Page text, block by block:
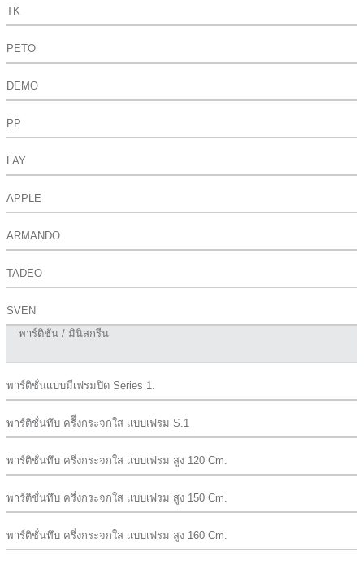
TK
PETO
DEMO
PP
LAY
APPLE
ARMANDO
TADEO
SVEN
พาร์ติชั่น / มินิสกรีน
พาร์ติชั่นเเบบมีเฟรมปิด Series 1.
พาร์ติชั่นทึบ ครึีงกระจกใส เเบบเฟรม S.1
พาร์ติชั่นทึบ ครึ่งกระจกใส เเบบเฟรม สูง 120 Cm.
พาร์ติชั่นทึบ ครึ่งกระจกใส เเบบเฟรม สูง 150 Cm.
พาร์ติชั่นทึบ ครึ่งกระจกใส เเบบเฟรม สูง 160 Cm.